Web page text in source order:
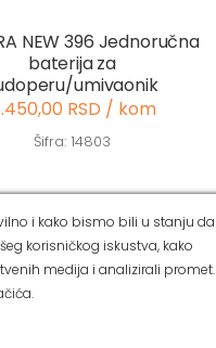
NEW 396 Jednoručna
baterija za
umivaonik
RSD / kom
Šifra: 14803
281a, 11277 Ugrinovci
i kako bismo bili u stanju da
korisničkog iskustva, kako
medija i analizirali promet.